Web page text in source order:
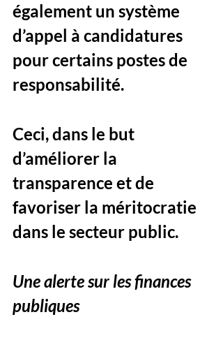
également un système
d’appel à candidatures
pour certains postes de
responsabilité.
Ceci, dans le but
d’améliorer la
transparence et de
favoriser la méritocratie
dans le secteur public.
Une alerte sur les finances
publiques